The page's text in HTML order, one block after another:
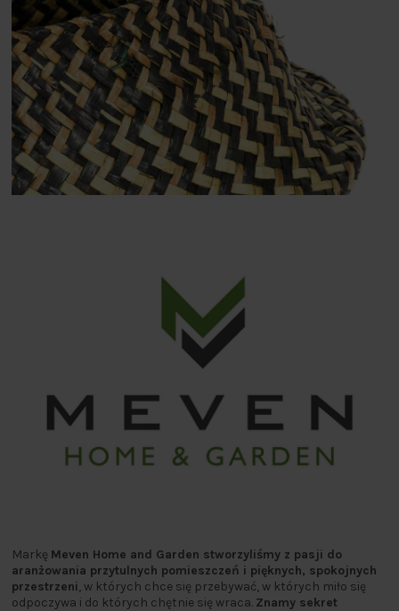
Markę Meven Home and Garden stworzyliśmy z pasji do
aranżowania przytulnych pomieszczeń i pięknych, spokojnych
przestrzeni, w których chce się przebywać, w których miło się
odpoczywa i do których chętnie się wraca. Znamy sekret